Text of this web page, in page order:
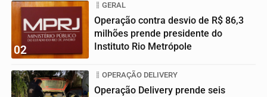
02
GERAL
Operação contra desvio de R$ 86,3
milhões prende presidente do
Instituto Rio Metrópole
OPERAÇÃO DELIVERY
Operação Delivery prende seis